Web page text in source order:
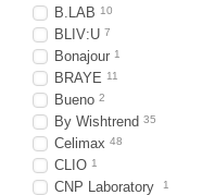
B.LAB 10
BLIV:U 7
Bonajour 1
BRAYE 11
Bueno 2
By Wishtrend 35
Celimax 48
CLIO 1
CNP Laboratory 1